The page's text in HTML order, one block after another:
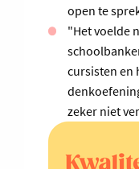
open te
"Het voelde
cursisten en
zeker niet